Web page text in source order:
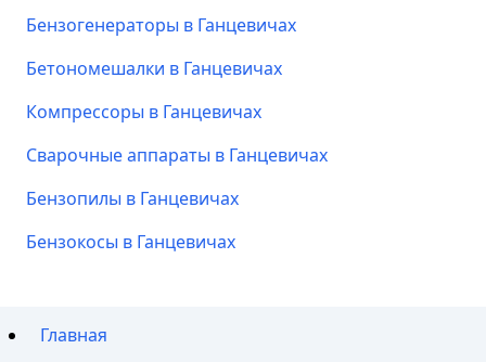
Бензогенераторы в Ганцевичах
Бетономешалки в Ганцевичах
Компрессоры в Ганцевичах
Сварочные аппараты в Ганцевичах
Бензопилы в Ганцевичах
Бензокосы в Ганцевичах
Главная